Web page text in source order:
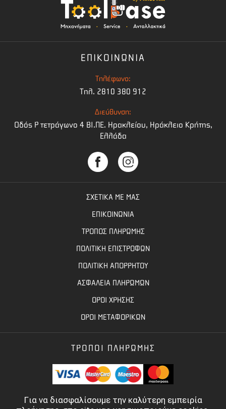
Για να διασφαλίσουμε την καλύτερη εμπειρία
Περισκελίδα Classic - Κρανος Classic - Γάντια Functional
Ολοκληρωμενη λύση εξοπλισμού προστασίας για τον
περιστασιακό χρήστη σε πολύ προσιτή τιμή
ΕΠΙΚΟΙΝΩΝΙΑ
Τηλέφωνο:
Τηλ. 2810 380 912
Διεύθυνση:
Οδός Ρ τετράγωνο 4 BI.ΠΕ. Ηρακλείου, Ηράκλειο Κρήτης,
Ελλάδα
ΣΧΕΤΙΚΑ ΜΕ ΜΑΣ
ΕΠΙΚΟΙΝΩΝΙΑ
ΤΡΟΠΟΣ ΠΛΗΡΩΜΗΣ
ΠΟΛΙΤΙΚΗ ΕΠΙΣΤΡΟΦΩΝ
ΠΟΛΙΤΙΚΗ ΑΠΟΡΡΗΤΟΥ
ΑΣΦΑΛΕΙΑ ΠΛΗΡΩΜΩΝ
ΟΡΟΙ ΧΡΗΣΗΣ
ΟΡΟΙ ΜΕΤΑΦΟΡΙΚΩΝ
ΤΡΟΠΟΙ ΠΛΗΡΩΜΗΣ